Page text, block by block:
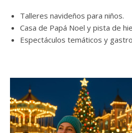
Talleres navideños para niños.
Casa de Papá Noel y pista de
Espectáculos temáticos y